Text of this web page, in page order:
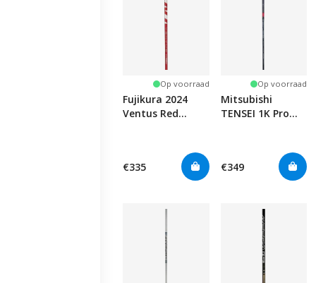
Op voorraad
Fujikura 2024
Ventus Red
€335
Op voorraad
Mitsubishi
TENSEI 1K Pro
€349